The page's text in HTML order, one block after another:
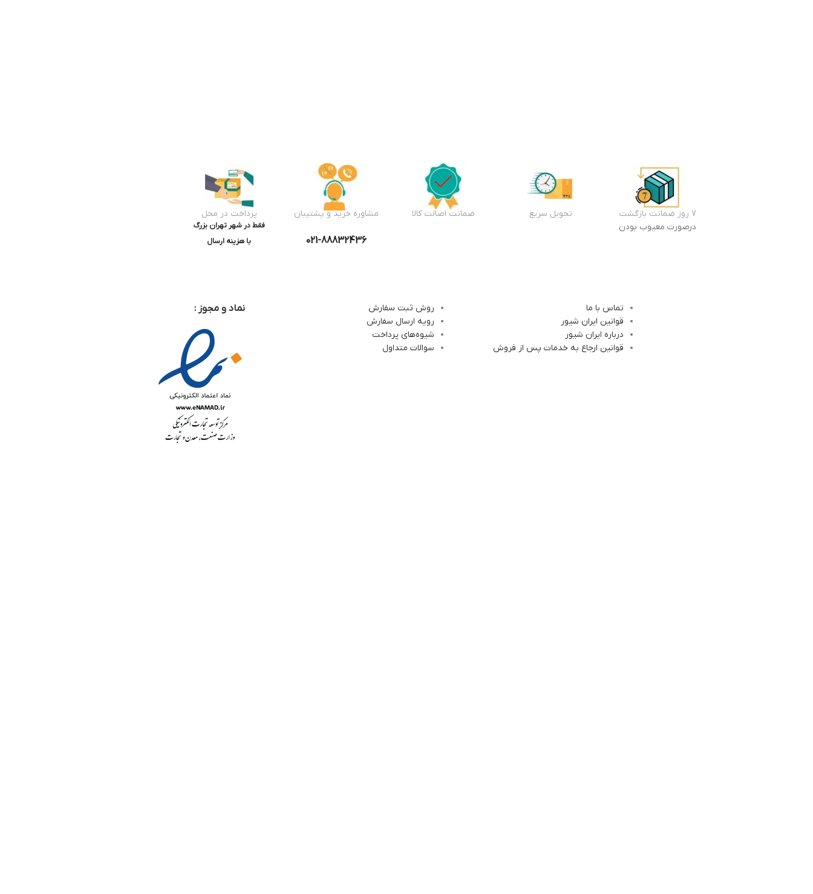
7 روز ضمانت بازگشت
درصورت معیوب بودن
تحویل سریع ضمانت اصالت کالا مشاوره خرید و پشتیبان
021-88832436
پرداخت در محل
فقط در شهر تهران بزرگ
با هزینه ارسال
تماس با ما
قوانین ایران شیور
درباره ایران شیور
قوانین ارجاع به خدمات پس از فروش
روش ثبت سفارش
رویه ارسال سفارش
شیوه‌های پرداخت
سوالات متداول
نماد و مجوز :